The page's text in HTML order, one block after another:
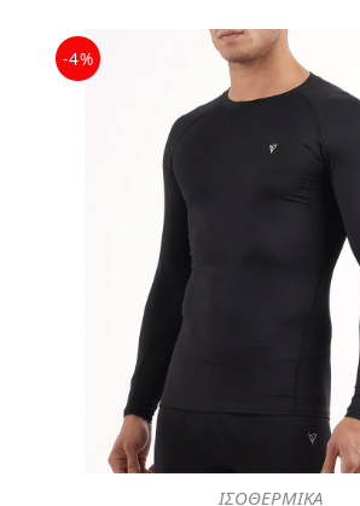
-4%
ΙΣΟΘΕΡΜΙΚΑ